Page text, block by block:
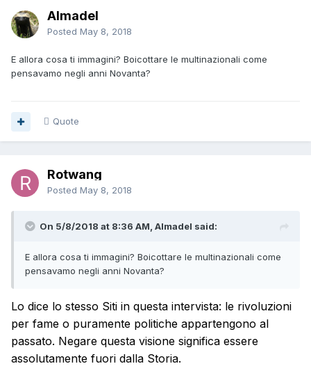
Almadel
Posted May 8, 2018
E allora cosa ti immagini? Boicottare le multinazionali come
pensavamo negli anni Novanta?
Quote
Rotwang
Posted May 8, 2018
On 5/8/2018 at 8:36 AM, Almadel said:
E allora cosa ti immagini? Boicottare le multinazionali come
pensavamo negli anni Novanta?
Lo dice lo stesso Siti in questa intervista: le rivoluzioni
per fame o puramente politiche appartengono al
passato. Negare questa visione significa essere
assolutamente fuori dalla Storia.